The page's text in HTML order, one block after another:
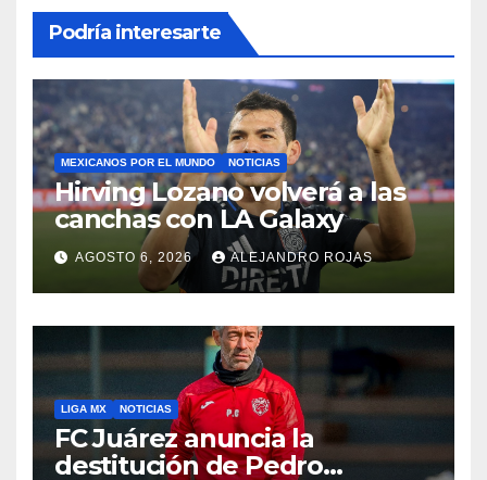
Podría interesarte
MEXICANOS POR EL MUNDO NOTICIAS
Hirving Lozano volverá a las
canchas con LA Galaxy
AGOSTO 6, 2026 ALEJANDRO ROJAS
LIGA MX NOTICIAS
FC Juárez anuncia la
destitución de Pedro